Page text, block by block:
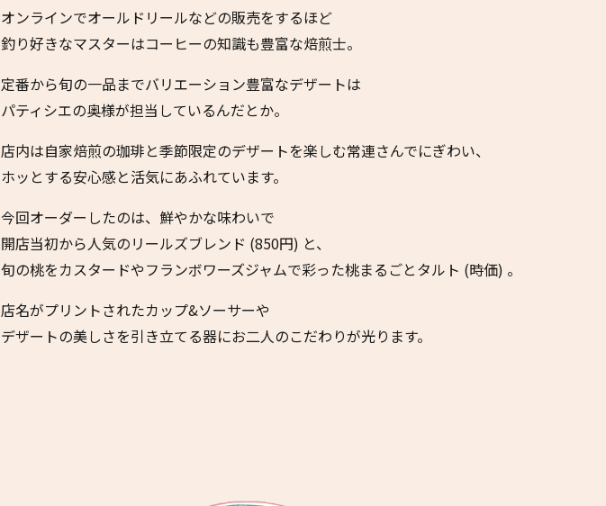
オンラインでオールドリールなどの販売をするほど
釣り好きなマスターはコーヒーの知識も豊富な焙煎士。
定番から旬の一品までバリエーション豊富なデザートは
パティシエの奥様が担当しているんだとか。
店内は自家焙煎の珈琲と季節限定のデザートを楽しむ常連さんでにぎわい、
ホッとする安心感と活気にあふれています。
今回オーダーしたのは、鮮やかな味わいで
開店当初から人気のリールズブレンド (850円) と、
旬の桃をカスタードやフランボワーズジャムで彩った桃まるごとタルト (時価) 。
店名がプリントされたカップ&ソーサーや
デザートの美しさを引き立てる器にお二人のこだわりが光ります。